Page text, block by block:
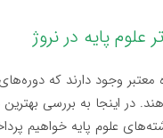
معتبر وجود دارند که
در اینجا به بررسی
علوم پایه خواهیم